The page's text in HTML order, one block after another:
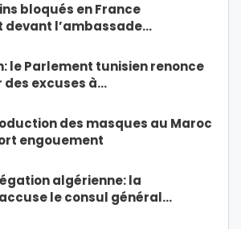
bloqués en France
devant l’ambassade…
le Parlement tunisien renonce
des excuses à…
des masques au Maroc
engouement
algérienne: la
le consul général…